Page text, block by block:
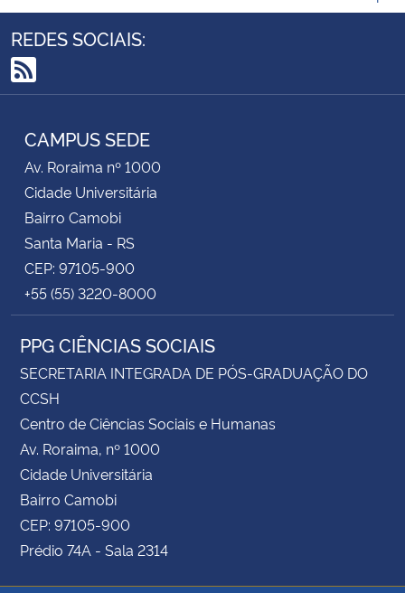
REDES SOCIAIS:
RSS
CAMPUS SEDE
Av. Roraima nº 1000
Cidade Universitária
Bairro Camobi
Santa Maria - RS
CEP: 97105-900
+55 (55) 3220-8000
PPG CIÊNCIAS SOCIAIS
SECRETARIA INTEGRADA DE PÓS-GRADUAÇÃO DO
CCSH
Centro de Ciências Sociais e Humanas
Av. Roraima, nº 1000
Cidade Universitária
Bairro Camobi
CEP: 97105-900
Prédio 74A - Sala 2314